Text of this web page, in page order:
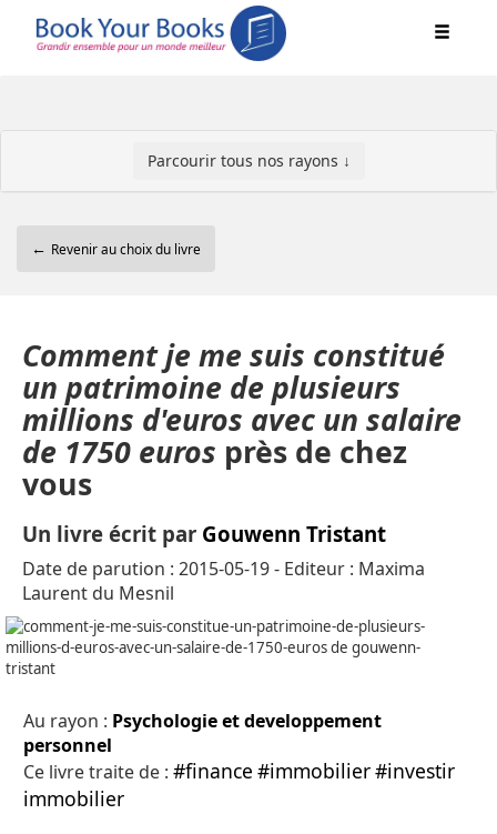
Parcourir tous nos rayons ↓
← Revenir au choix du livre
Comment je me suis constitué
un patrimoine de plusieurs
millions d'euros avec un salaire
de 1750 euros près de chez
vous
Un livre écrit par Gouwenn Tristant
Date de parution : 2015-05-19 - Editeur : Maxima
Laurent du Mesnil
Au rayon : Psychologie et developpement
personnel
Ce livre traite de : #finance #immobilier#investir
immobilier